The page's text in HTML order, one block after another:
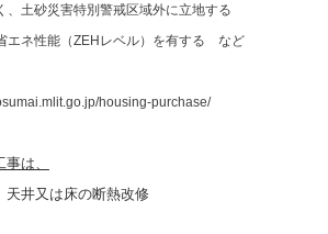
、土砂災害特別警戒区域外に立地する
エネ性能（ZEHレベル）を有する など
housing-purchase/
は、
天井又は床の断熱改修